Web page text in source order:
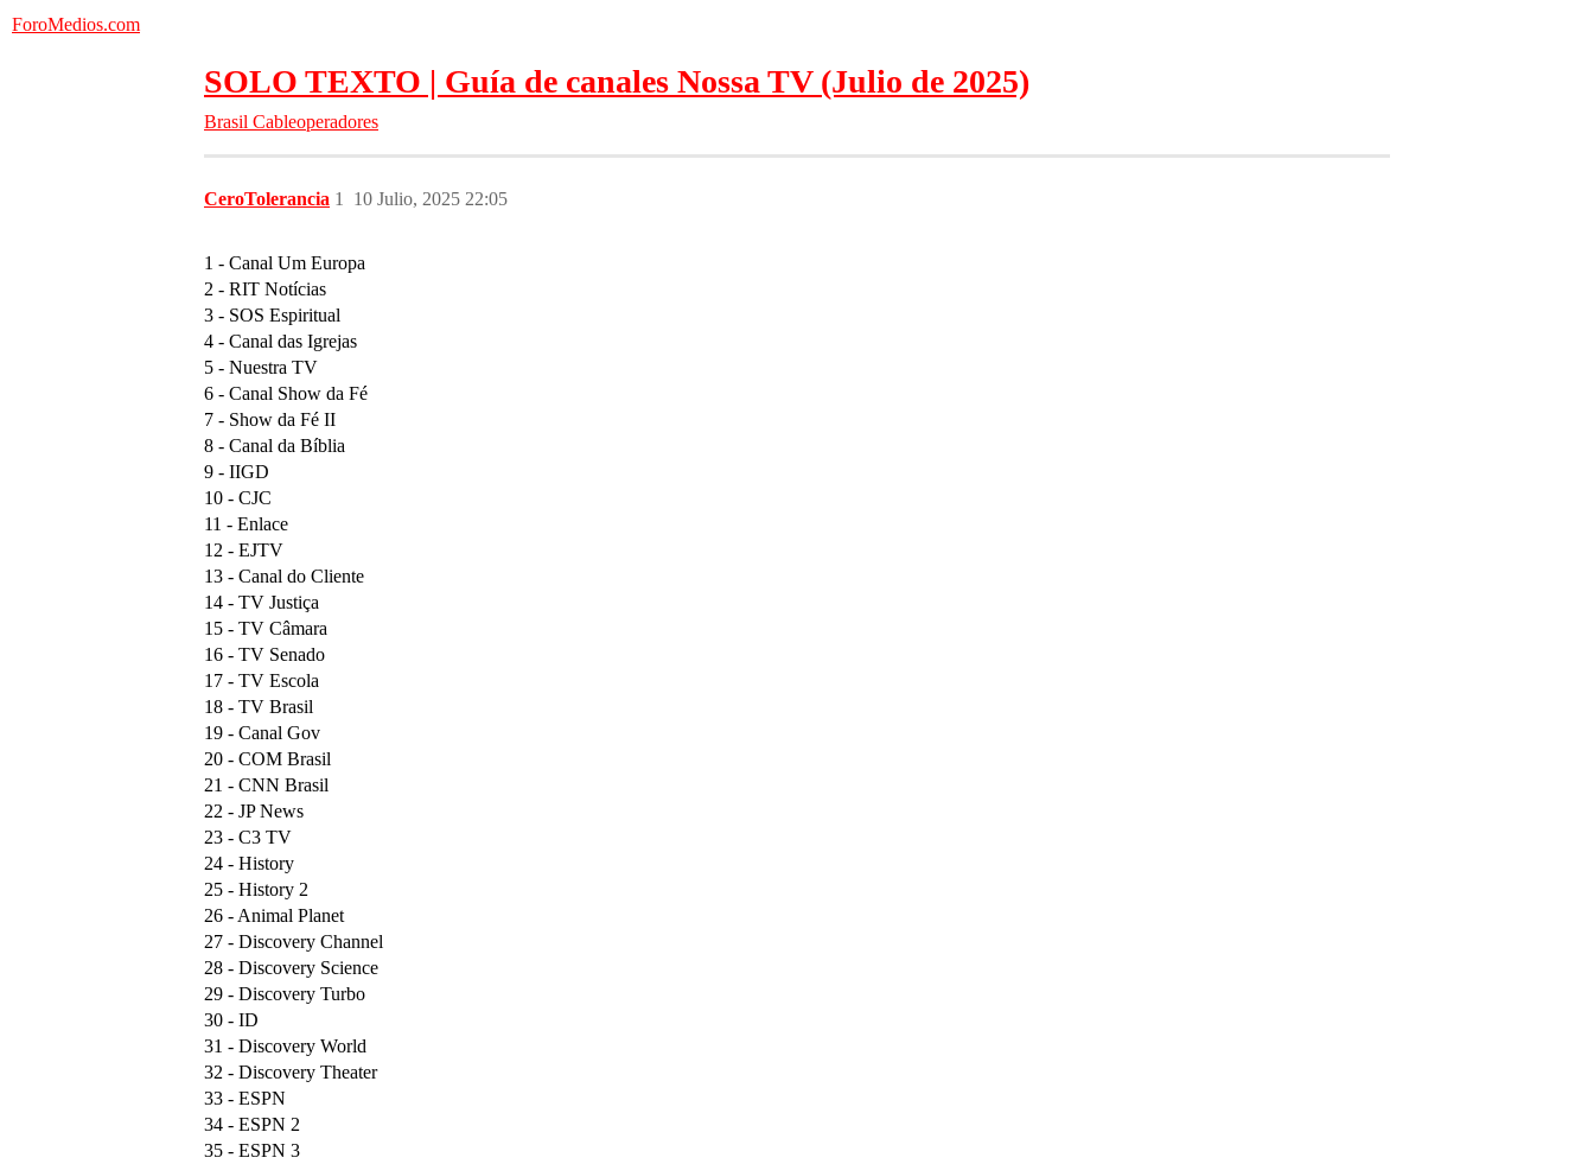
ForoMedios.com
SOLO TEXTO | Guía de canales Nossa TV (Julio de 2025)
Brasil Cableoperadores
CeroTolerancia 10 Julio, 2025 22:05
1
1 - Canal Um Europa
2 - RIT Notícias
3 - SOS Espiritual
4 - Canal das Igrejas
5 - Nuestra TV
6 - Canal Show da Fé
7 - Show da Fé II
8 - Canal da Bíblia
9 - IIGD
10 - CJC
11 - Enlace
12 - EJTV
13 - Canal do Cliente
14 - TV Justiça
15 - TV Câmara
16 - TV Senado
17 - TV Escola
18 - TV Brasil
19 - Canal Gov
20 - COM Brasil
21 - CNN Brasil
22 - JP News
23 - C3 TV
24 - History
25 - History 2
26 - Animal Planet
27 - Discovery Channel
28 - Discovery Science
29 - Discovery Turbo
30 - ID
31 - Discovery World
32 - Discovery Theater
33 - ESPN
34 - ESPN 2
35 - ESPN 3